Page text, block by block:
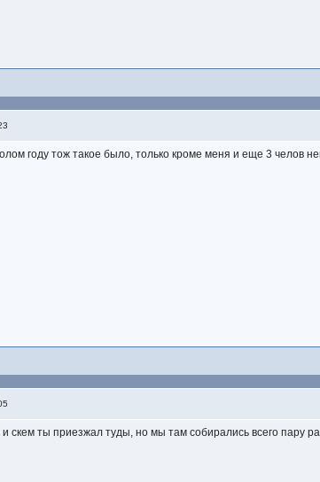
году тож такое было, только кроме меня и еще 3 челов
и скем ты приезжал туды, но мы там собирались всего пару